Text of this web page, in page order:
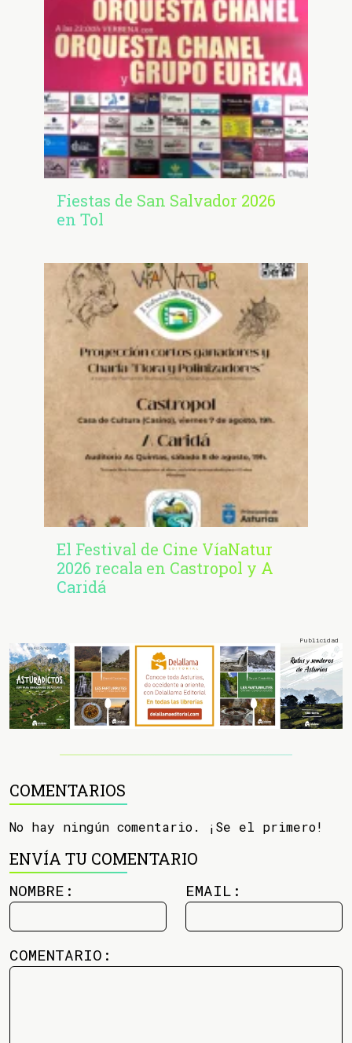
Fiestas de San Salvador 2026
en Tol
El Festival de Cine VíaNatur
2026 recala en Castropol y A
Caridá
COMENTARIOS
No hay ningún comentario. ¡Se el primero!
ENVÍA TU COMENTARIO
NOMBRE: EMAIL:
COMENTARIO: